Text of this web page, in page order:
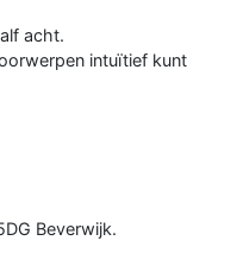
acht.
intuïtief kunt
Beverwijk.